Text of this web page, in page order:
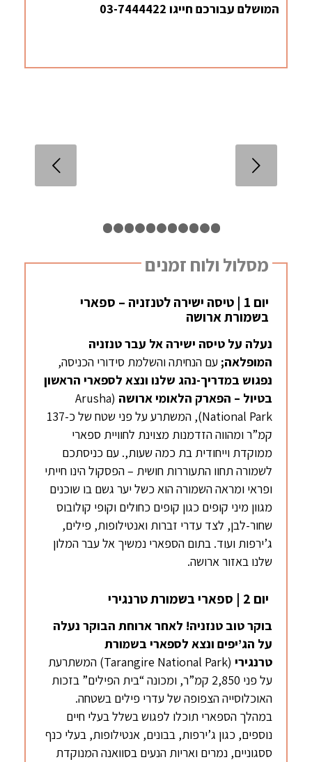
המושלם עבורכם חייגו 03-7444422
1 2 3 4 5 6
מסלול ולוח זמנים
יום 1 | טיסה ישירה לטנזניה – ספארי
בשמורת ארושה
נעלה על טיסה ישירה אל עבר טנזניה
המופלאה; עם הנחיתה והשלמת סידורי הכניסה,
נפגוש במדריך-נהג שלנו ונצא לספארי הראשון
בטיול – הפארק הלאומי ארושה (Arusha
National Park), המשתרע על פני שטח של כ-137
קמ”ר ומהווה הזדמנות מצוינת לחוויית ספארי
ממוקדת וייחודית בת כמה שעות,. עם כניסתכם
לשמורה תחוו התעוררות חושית – הפסקול הינו חייתי
ופראי ומראה השמורה הוא כשל יער גשם בו שוכנים
מגוון מיני קופים כגון קופים כחולים וקופי קולובוס
שחור-לבן, לצד עדרי זברות ואנטילופות, פילים,
ג’ירפות ועוד. בתום הספארי נמשיך אל עבר המלון
שלנו באזור ארושה.
יום 2 | ספארי בשמורת טרנגירי
בוקר טוב טנזניה! לאחר ארוחת הבוקר נעלה
על הג’יפים ונצא לספארי בשמורת
טרנגירי
(Tarangire National Park) המשתרעת
על פני 2,850 קמ”ר, ומכונה “בית הפילים” בזכות
האוכלוסייה הצפופה של עדרי פילים בשטחה.
במהלך הספארי תוכלו לפגוש בשלל בעלי חיים
נוספים, כגון ג’ירפות, בבונים, אנטילופות, בעלי כנף
ססגוניים, נמרים ואריות הנעים בסוואנה המנוקדת